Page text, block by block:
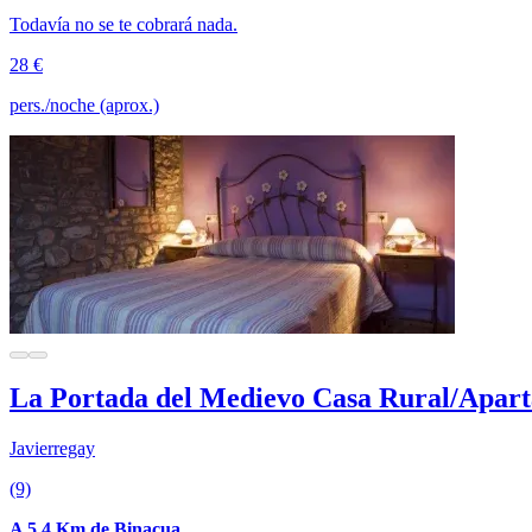
Todavía no se te cobrará nada.
28 €
pers./noche (aprox.)
La Portada del Medievo Casa Rural/
Javierregay
(9)